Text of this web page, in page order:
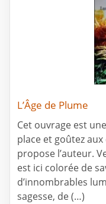
L’Âge de Plume
Cet ouvrage est
place et goûtez
propose l’auteur.
est ici colorée de
d’innombrables
sagesse, de (…)